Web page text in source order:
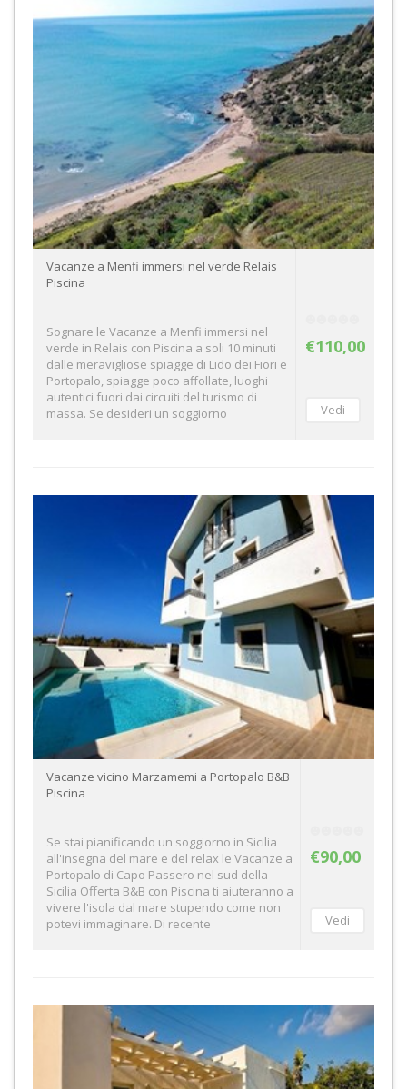
€110,00
Vacanze a Menfi immersi nel verde Relais
Piscina
Sognare le Vacanze a Menfi immersi nel
verde in Relais con Piscina a soli 10 minuti
dalle meravigliose spiagge di Lido dei Fiori e
Portopalo, spiagge poco affollate, luoghi
autentici fuori dai circuiti del turismo di
massa. Se desideri un soggiorno
€90,00
Vacanze vicino Marzamemi a Portopalo B&B
Piscina
Se stai pianificando un soggiorno in Sicilia
all'insegna del mare e del relax le Vacanze a
Portopalo di Capo Passero nel sud della
Sicilia Offerta B&B con Piscina ti aiuteranno a
vivere l'isola dal mare stupendo come non
potevi immaginare. Di recente